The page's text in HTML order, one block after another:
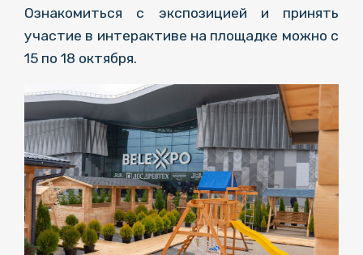
Ознакомиться с экспозицией и принять
участие в интерактиве на площадке можно с
15 по 18 октября.